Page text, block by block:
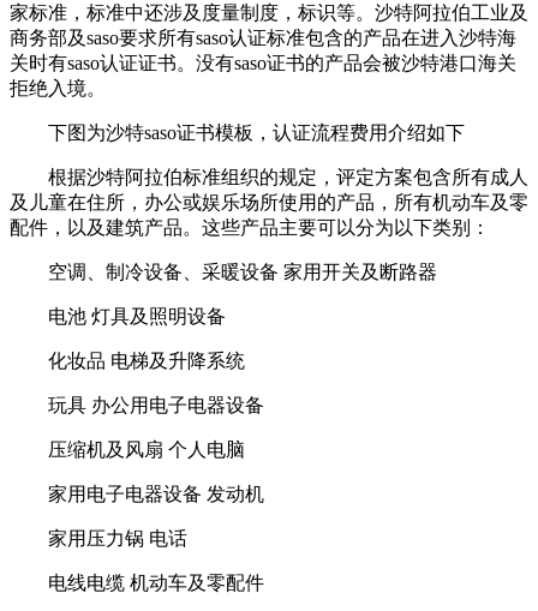
家标准，标准中还涉及度量制度，标识等。沙特阿拉伯工业及
商务部及saso要求所有saso认证标准包含的产品在进入沙特海
关时有saso认证证书。没有saso证书的产品会被沙特港口海关
拒绝入境。
下图为沙特saso证书模板，认证流程费用介绍如下
根据沙特阿拉伯标准组织的规定，评定方案包含所有成人
及儿童在住所，办公或娱乐场所使用的产品，所有机动车及零
配件，以及建筑产品。这些产品主要可以分为以下类别：
空调、制冷设备、采暖设备 家用开关及断路器
电池 灯具及照明设备
化妆品 电梯及升降系统
玩具 办公用电子电器设备
压缩机及风扇 个人电脑
家用电子电器设备 发动机
家用压力锅 电话
电线电缆 机动车及零配件